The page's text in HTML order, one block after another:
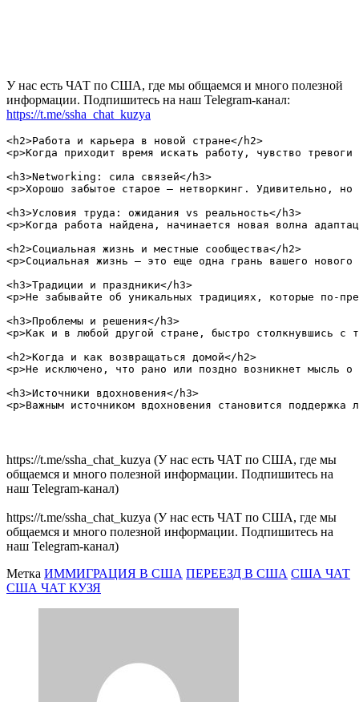
У нас есть ЧАТ по США, где мы общаемся и много полезной
информации. Подпишитесь на наш Telegram-канал:
https://t.me/ssha_chat_kuzya
<h2>Работа и карьера в новой стране</h2>
<p>Когда приходит время искать работу, чувство
<h3>Networking: сила связей</h3>
<p>Хорошо забытое старое — нетворкинг. Удивительно,
<h3>Условия труда: ожидания vs реальность</h3>
<p>Когда работа найдена, начинается новая волна
<h2>Социальная жизнь и местные сообщества</h2>
<p>Социальная жизнь — это еще одна грань вашего
<h3>Традиции и праздники</h3>
<p>Не забывайте об уникальных традициях, которые по-
<h3>Проблемы и решения</h3>
<p>Как и в любой другой стране, быстро столкнувшись с
<h2>Когда и как возвращаться домой</h2>
<p>Не исключено, что рано или поздно возникнет мысль
<h3>Источники вдохновения</h3>
https://t.me/ssha_chat_kuzya (У нас есть ЧАТ по США, где мы
общаемся и много полезной информации. Подпишитесь на
наш Telegram-канал)
https://t.me/ssha_chat_kuzya (У нас есть ЧАТ по США, где мы
общаемся и много полезной информации. Подпишитесь на
наш Telegram-канал)
Метка ИММИГРАЦИЯ В США ПЕРЕЕЗД В США США ЧАТ
США ЧАТ КУЗЯ